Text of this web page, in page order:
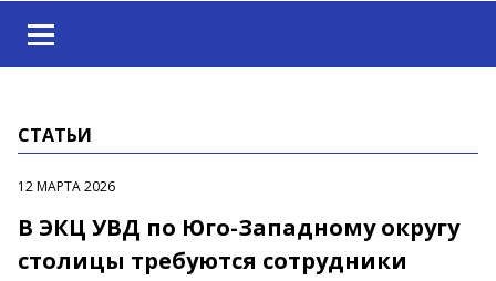
СТАТЬИ
12 МАРТА 2026
В ЭКЦ УВД по Юго-Западному округу
столицы требуются сотрудники